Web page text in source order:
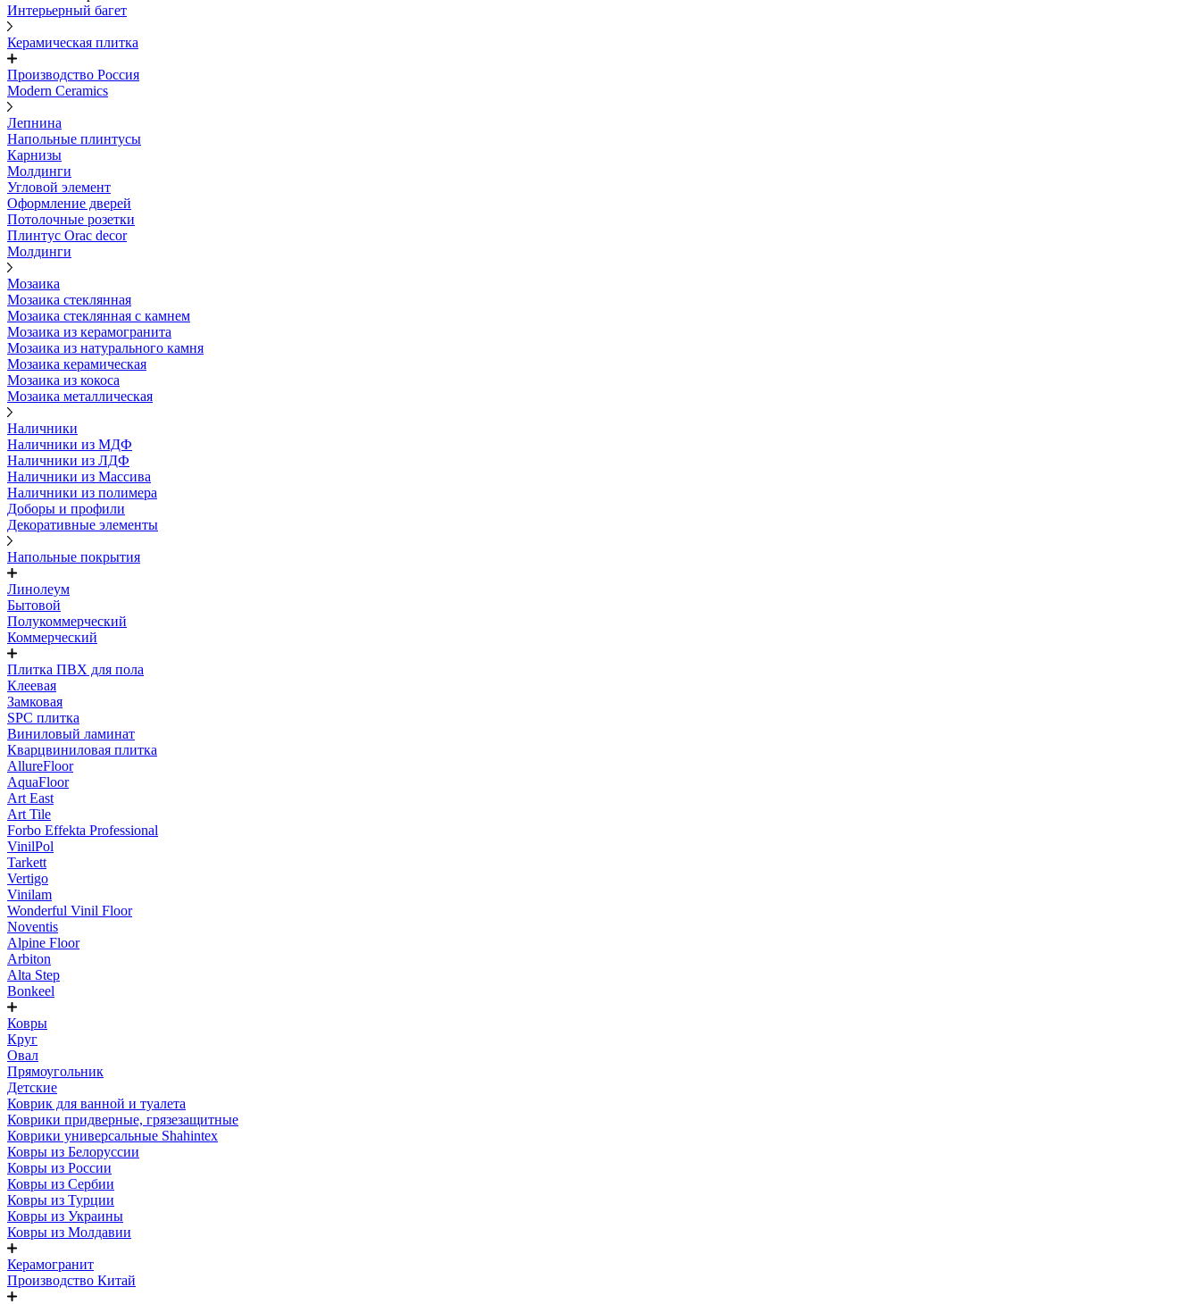
Интерьерный багет
Керамическая плитка
Производство Россия
Modern Ceramics
Лепнина
Напольные плинтусы
Карнизы
Молдинги
Угловой элемент
Оформление дверей
Потолочные розетки
Плинтус Orac decor
Молдинги
Мозаика
Мозаика стеклянная
Мозаика стеклянная с камнем
Мозаика из керамогранита
Мозаика из натурального камня
Мозаика керамическая
Мозаика из кокоса
Мозаика металлическая
Наличники
Наличники из МДФ
Наличники из ЛДФ
Наличники из Массива
Наличники из полимера
Доборы и профили
Декоративные элементы
Напольные покрытия
Линолеум
Бытовой
Полукоммерческий
Коммерческий
Плитка ПВХ для пола
Клеевая
Замковая
SPC плитка
Виниловый ламинат
Кварцвиниловая плитка
AllureFloor
AquaFloor
Art East
Art Tile
Forbo Effekta Professional
VinilPol
Tarkett
Vertigo
Vinilam
Wonderful Vinil Floor
Noventis
Alpine Floor
Arbiton
Alta Step
Bonkeel
Ковры
Круг
Овал
Прямоугольник
Детские
Коврик для ванной и туалета
Коврики придверные, грязезащитные
Коврики универсальные Shahintex
Ковры из Белоруссии
Ковры из России
Ковры из Сербии
Ковры из Турции
Ковры из Украины
Ковры из Молдавии
Керамогранит
Производство Китай